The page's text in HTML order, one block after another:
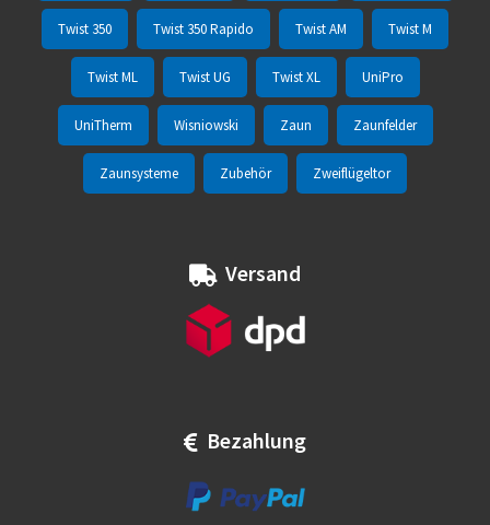
Twist 350 Twist 350 Rapido Twist AM Twist M
Twist ML Twist UG Twist XL UniPro
UniTherm Wisniowski Zaun Zaunfelder
Zaunsysteme Zubehör Zweiflügeltor
Versand
Bezahlung